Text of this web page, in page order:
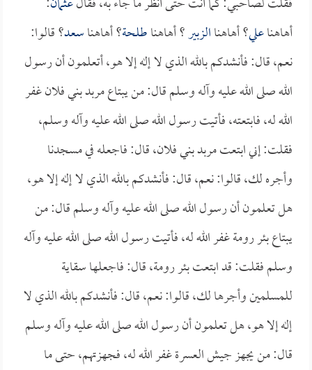
أهاهناعلي؟ أهاهناالزبير؟ أهاهناطلحة؟ أهاهناسعد؟ قالوا:
نعم، قال: فأنشدكم بالله الذي لا إله إلا هو، أتعلمون أن رسول
الله صلى الله عليه وآله وسلم قال: من يبتاع مربد بني فلان غفر
الله له، فابتعته، فأتيت رسول الله صلى الله عليه وآله وسلم،
فقلت: إني ابتعت مربد بني فلان، قال: فاجعله في مسجدنا
وأجره لك، قالوا: نعم، قال: فأنشدكم بالله الذي لا إله إلا هو،
هل تعلمون أن رسول الله صلى الله عليه وآله وسلم قال: من
يبتاع بئر رومة غفر الله له، فأتيت رسول الله صلى الله عليه وآله
وسلم فقلت: قد ابتعت بئر رومة، قال: فاجعلها سقاية
للمسلمين وأجرها لك، قالوا: نعم، قال: فأنشدكم بالله الذي لا
إله إلا هو، هل تعلمون أن رسول الله صلى الله عليه وآله وسلم
قال: من يجهز جيش العسرة غفر الله له، فجهزتهم، حتى ما